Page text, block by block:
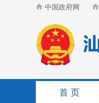
中国政府网
首 页